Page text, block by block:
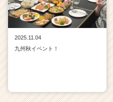
2025.11.04
九州秋イベント！